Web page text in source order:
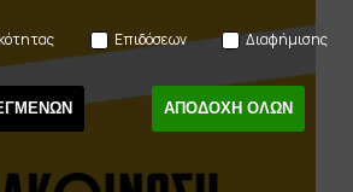
Επιδόσεων Διαφήμισης
ΑΠΟΔΟΧΗ ΟΛΩΝ